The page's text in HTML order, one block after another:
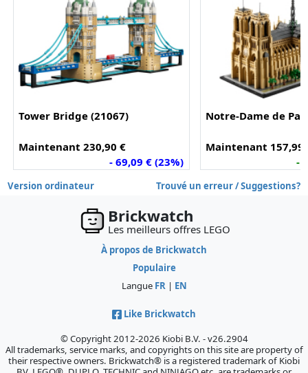
Tower Bridge (21067)
Maintenant 230,90 €
- 69,09 € (23%)
Notre-Dame de
Maintenant 157,99
-
Version ordinateur Trouvé un erreur / Suggestions?
Brickwatch
Les meilleurs offres LEGO
À propos de Brickwatch
Populaire
Langue FR| EN
Like Brickwatch
© Copyright 2012-2026 Kiobi B.V. - v26.2904
All trademarks, service marks, and copyrights on this site are property of
their respective owners. Brickwatch® is a registered trademark of Kiobi